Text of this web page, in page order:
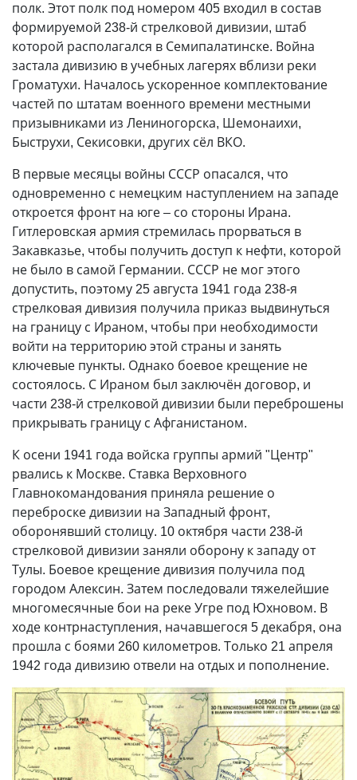
полк. Этот полк под номером 405 входил в состав
формируемой 238-й стрелковой дивизии, штаб
которой располагался в Семипалатинске. Война
застала дивизию в учебных лагерях вблизи реки
Громатухи. Началось ускоренное комплектование
частей по штатам военного времени местными
призывниками из Лениногорска, Шемонаихи,
Быструхи, Секисовки, других сёл ВКО.
В первые месяцы войны СССР опасался, что
одновременно с немецким наступлением на западе
откроется фронт на юге – со стороны Ирана.
Гитлеровская армия стремилась прорваться в
Закавказье, чтобы получить доступ к нефти, которой
не было в самой Германии. СССР не мог этого
допустить, поэтому 25 августа 1941 года 238-я
стрелковая дивизия получила приказ выдвинуться
на границу с Ираном, чтобы при необходимости
войти на территорию этой страны и занять
ключевые пункты. Однако боевое крещение не
состоялось. С Ираном был заключён договор, и
части 238-й стрелковой дивизии были переброшены
прикрывать границу с Афганистаном.
К осени 1941 года войска группы армий "Центр"
рвались к Москве. Ставка Верховного
Главнокомандования приняла решение о
переброске дивизии на Западный фронт,
оборонявший столицу. 10 октября части 238-й
стрелковой дивизии заняли оборону к западу от
Тулы. Боевое крещение дивизия получила под
городом Алексин. Затем последовали тяжелейшие
многомесячные бои на реке Угре под Юхновом. В
ходе контрнаступления, начавшегося 5 декабря, она
прошла с боями 260 километров. Только 21 апреля
1942 года дивизию отвели на отдых и пополнение.